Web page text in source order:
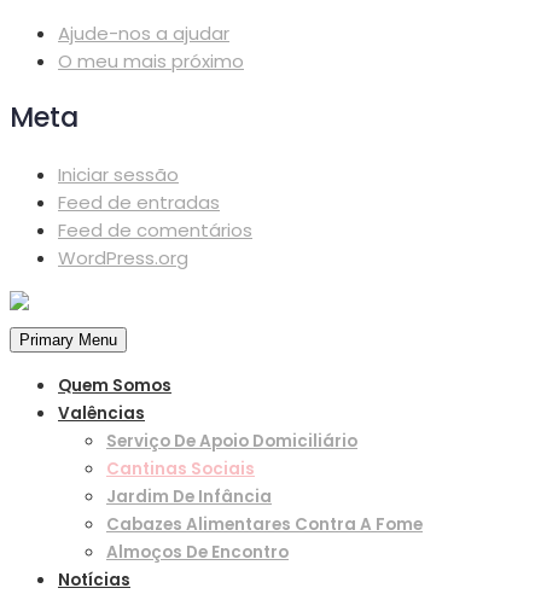
Ajude-nos a ajudar
O meu mais próximo
Meta
Iniciar sessão
Feed de entradas
Feed de comentários
WordPress.org
Primary Menu
Quem Somos
Valências
Serviço De Apoio Domiciliário
Cantinas Sociais
Jardim De Infância
Cabazes Alimentares Contra A Fome
Almoços De Encontro
Notícias